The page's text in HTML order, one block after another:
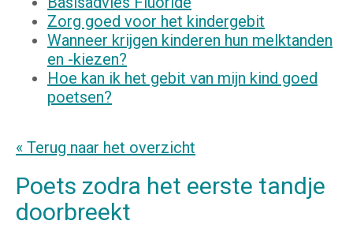
Zorg goed voor het kindergebit
Wanneer krijgen kinderen hun melktanden
en -kiezen?
Hoe kan ik het gebit van mijn kind goed
poetsen?
« Terug naar het overzicht
Poets zodra het eerste tandje
doorbreekt